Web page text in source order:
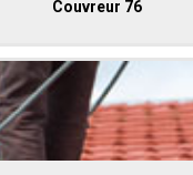
Couvreur 76